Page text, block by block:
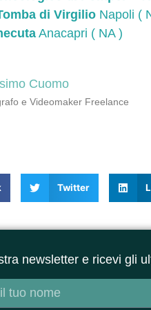
di Virgilio Napoli (
Anacapri ( NA )
Cuomo
e Videomaker Freelance
Twitter
newsletter e ricevi gli